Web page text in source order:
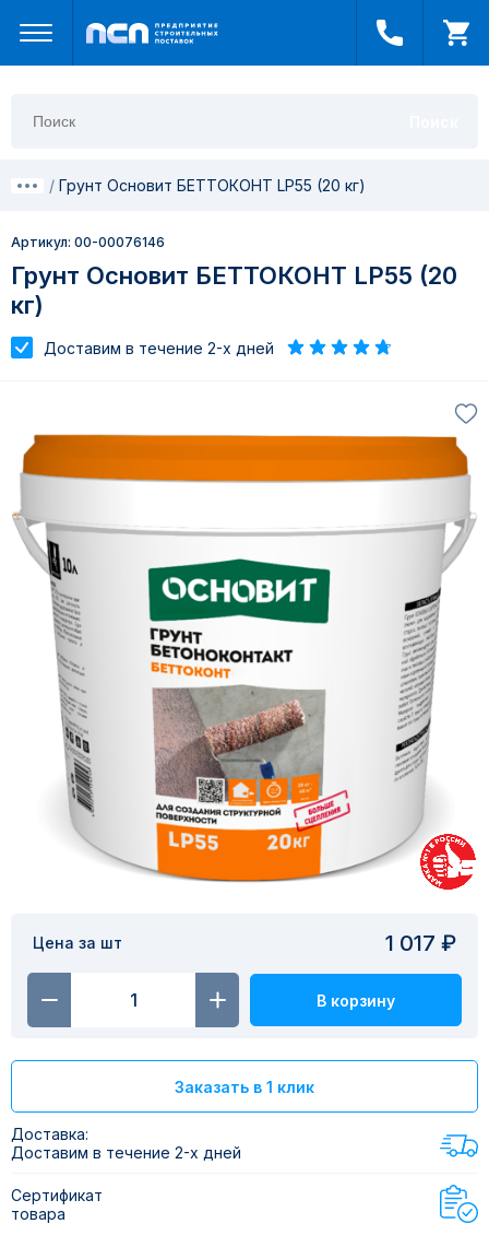
Грунт Основит БЕТТОКОНТ LP55 (20 кг)
Артикул: 00-00076146
Грунт Основит БЕТТОКОНТ LP55 (20
кг)
Доставим в течение 2-х дней
Цена за шт 1 017 ₽
В корзину
Заказать в 1 клик
Доставка:
Доставим в течение 2-х дней
Сертификат
товара